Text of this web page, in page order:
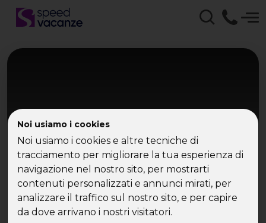
Noi usiamo i cookies
Noi usiamo i cookies e altre tecniche di
tracciamento per migliorare la tua esperienza di
navigazione nel nostro sito, per mostrarti
contenuti personalizzati e annunci mirati, per
analizzare il traffico sul nostro sito, e per capire
da dove arrivano i nostri visitatori.
Andalusia
Tour Andalusia
Malaga, Siviglia, Granada... Tra flamenco e città